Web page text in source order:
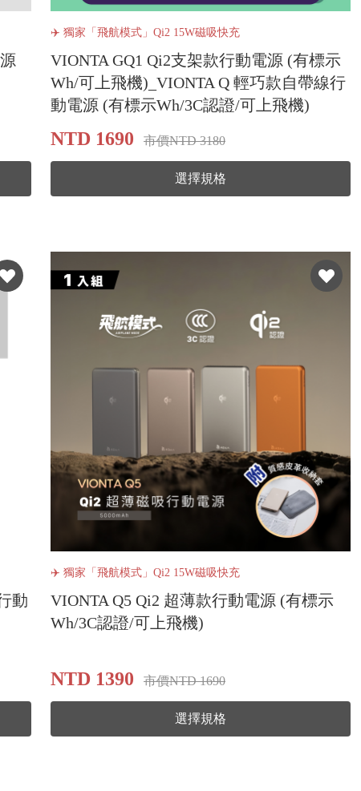
✈️ 獨家「飛航模式」Qi2 15W磁吸快充
VIONTA GQ1 Qi2支架款行動電源 (有標示
Wh/可上飛機)_VIONTA Q 輕巧款自帶線行
動電源 (有標示Wh/3C認證/可上飛機)
NTD 1690 市價NTD 3180
選擇規格
動
✈️ 獨家「飛航模式」Qi2 15W磁吸快充
VIONTA Q5 Qi2 超薄款行動電源 (有標示
Wh/3C認證/可上飛機)
NTD 1390 市價NTD 1690
選擇規格